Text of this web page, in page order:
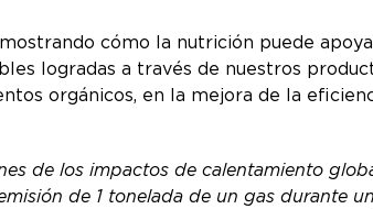
cómo la nutrición puede
logradas a través de nuestros
orgánicos, en la mejora de la
de los impactos de calentamiento
de 1 tonelada de un gas durante